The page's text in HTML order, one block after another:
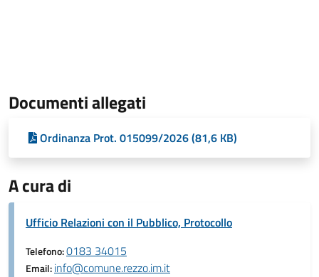
Documenti allegati
Ordinanza Prot. 015099/2026 (81,6 KB)
A cura di
Ufficio Relazioni con il Pubblico, Protocollo
Telefono:0183 34015
Email:info@comune.rezzo.im.it